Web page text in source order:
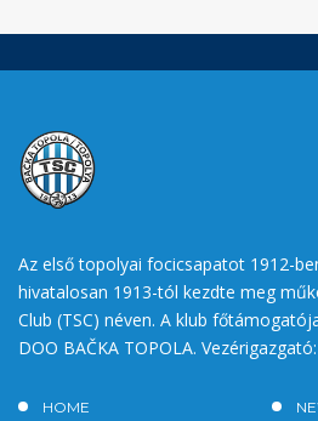
Az első topolyai focicsapatot 1912-
hivatalosan 1913-tól kezdte meg
Club (TSC) néven. A klub
DOO BAČKA TOPOLA.
HOME